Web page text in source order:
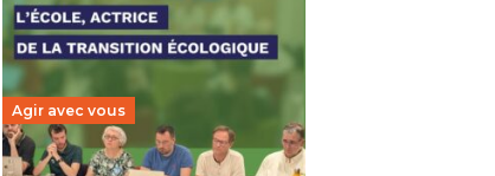
Agir avec vous